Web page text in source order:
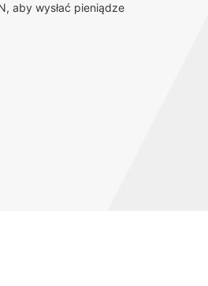
aby wysłać pieniądze